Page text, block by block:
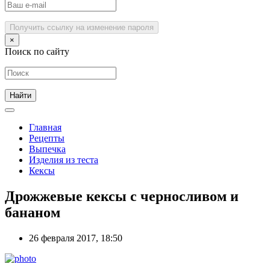
Получить ссылку на изменение пароля
×
Поиск по сайту
Главная
Рецепты
Выпечка
Изделия из теста
Кексы
Дрожжевые кексы с черносливом и
бананом
26 февраля 2017, 18:50